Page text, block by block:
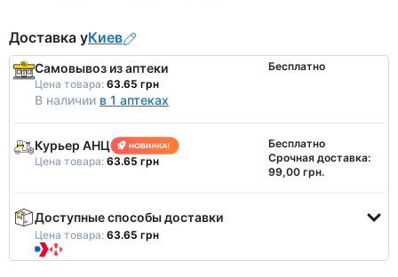
Доставка уКиев
Самовывоз из аптеки
Цена товара: 63.65 грн
В наличии в 1 аптеках
Бесплатно
Курьер АНЦ
Цена товара: 63.65 грн
Бесплатно
Срочная доставка:
99,00 грн.
Доступные способы доставки
Цена товара: 63.65 грн